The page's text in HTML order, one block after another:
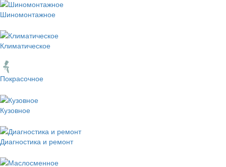
Шиномонтажное
Климатическое
Покрасочное
Кузовное
Диагностика и ремонт